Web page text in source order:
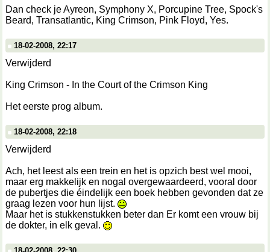
Dan check je Ayreon, Symphony X, Porcupine Tree, Spock's
Beard, Transatlantic, King Crimson, Pink Floyd, Yes.
18-02-2008, 22:17
Verwijderd
King Crimson - In the Court of the Crimson King
Het eerste prog album.
18-02-2008, 22:18
Verwijderd
Ach, het leest als een trein en het is opzich best wel mooi,
maar erg makkelijk en nogal overgewaardeerd, vooral door
de pubertjes die éindelijk een boek hebben gevonden dat ze
graag lezen voor hun lijst.
Maar het is stukkenstukken beter dan Er komt een vrouw bij
de dokter, in elk geval.